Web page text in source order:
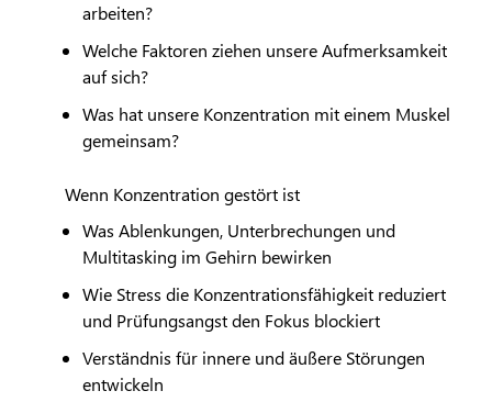
arbeiten?
Welche Faktoren ziehen unsere Aufmerksamkeit
auf sich?
Was hat unsere Konzentration mit einem Muskel
gemeinsam?
Wenn Konzentration gestört ist
Was Ablenkungen, Unterbrechungen und
Multitasking im Gehirn bewirken
Wie Stress die Konzentrationsfähigkeit reduziert
und Prüfungsangst den Fokus blockiert
Verständnis für innere und äußere Störungen
entwickeln